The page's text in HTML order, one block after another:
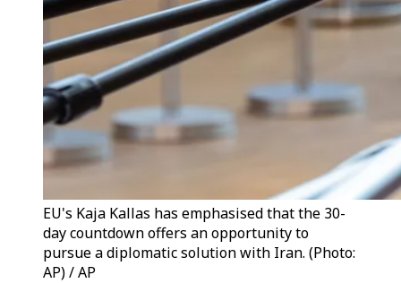
EU's Kaja Kallas has emphasised that the 30-
day countdown offers an opportunity to
pursue a diplomatic solution with Iran. (Photo:
AP) / AP